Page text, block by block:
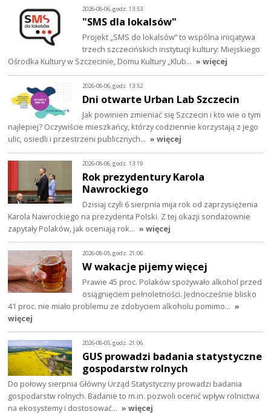
2026-08-06, godz. 13:53
"SMS dla lokalsów"
Projekt „SMS do lokalsów” to wspólna inicjatywa
trzech szczecińskich instytucji kultury: Miejskiego
Ośrodka Kultury w Szczecinie, Domu Kultury „Klub… » więcej
2026-08-06, godz. 13:52
Dni otwarte Urban Lab Szczecin
Jak powinien zmieniać się Szczecin i kto wie o tym
najlepiej? Oczywiście mieszkańcy, którzy codziennie korzystają z jego
ulic, osiedli i przestrzeni publicznych… » więcej
2026-08-06, godz. 13:19
Rok prezydentury Karola
Nawrockiego
Dzisiaj czyli 6 sierpnia mija rok od zaprzysiężenia
Karola Nawrockiego na prezydenta Polski. Z tej okazji sondażownie
zapytały Polaków, jak oceniają rok… » więcej
2026-08-05, godz. 21:06
W wakacje pijemy więcej
Prawie 45 proc. Polaków spożywało alkohol przed
osiągnięciem pełnoletności. Jednocześnie blisko
41 proc. nie miało problemu ze zdobyciem alkoholu pomimo… »
więcej
2026-08-05, godz. 21:06
GUS prowadzi badania statystyczne
gospodarstw rolnych
Do połowy sierpnia Główny Urząd Statystyczny prowadzi badania
gospodarstw rolnych. Badanie to m.in. pozwoli ocenić wpływ rolnictwa
na ekosystemy i dostosować… » więcej